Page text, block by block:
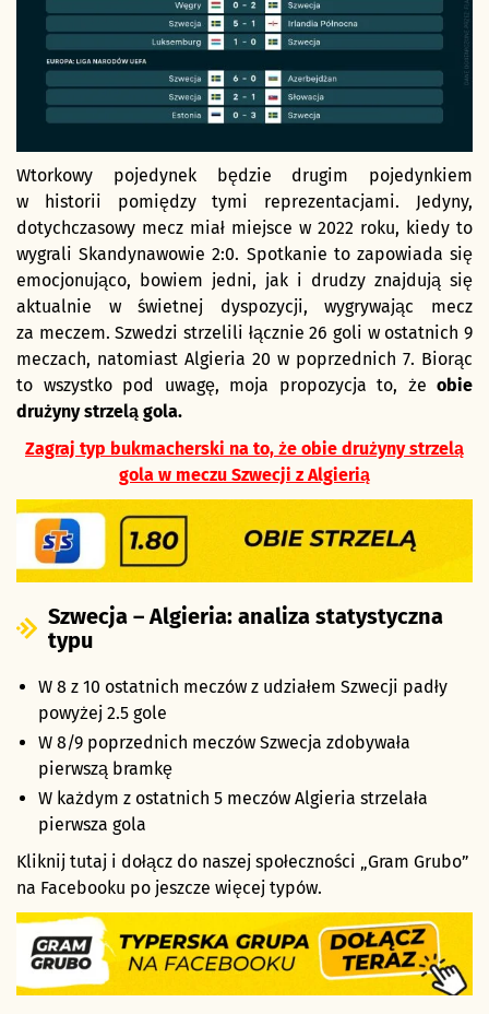
Wtorkowy pojedynek będzie drugim pojedynkiem
w historii pomiędzy tymi reprezentacjami. Jedyny,
dotychczasowy mecz miał miejsce w 2022 roku, kiedy to
wygrali Skandynawowie 2:0. Spotkanie to zapowiada się
emocjonująco, bowiem jedni, jak i drudzy znajdują się
aktualnie w świetnej dyspozycji, wygrywając mecz
za meczem. Szwedzi strzelili łącznie 26 goli w ostatnich 9
meczach, natomiast Algieria 20 w poprzednich 7. Biorąc
to wszystko pod uwagę, moja propozycja to, że obie
drużyny strzelą gola.
Zagraj typ bukmacherski na to, że obie drużyny strzelą
gola w meczu Szwecji z Algierią
Szwecja – Algieria: analiza statystyczna
typu
W 8 z 10 ostatnich meczów z udziałem Szwecji padły
powyżej 2.5 gole
W 8/9 poprzednich meczów Szwecja zdobywała
pierwszą bramkę
W każdym z ostatnich 5 meczów Algieria strzelała
pierwsza gola
Kliknij tutaj i dołącz do naszej społeczności „Gram Grubo”
na Facebooku po jeszcze więcej typów.